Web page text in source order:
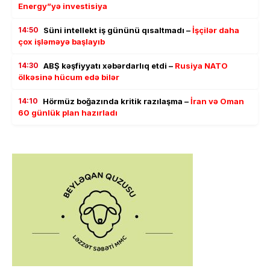
Energy”yə investisiya
14:50 Süni intellekt iş gününü qısaltmadı –İşçilər daha
çox işləməyə başlayıb
14:30 ABŞ kəşfiyyatı xəbərdarlıq etdi – Rusiya NATO
ölkəsinə hücum edə bilər
14:10 Hörmüz boğazında kritik razılaşma –İran və Oman
60 günlük plan hazırladı